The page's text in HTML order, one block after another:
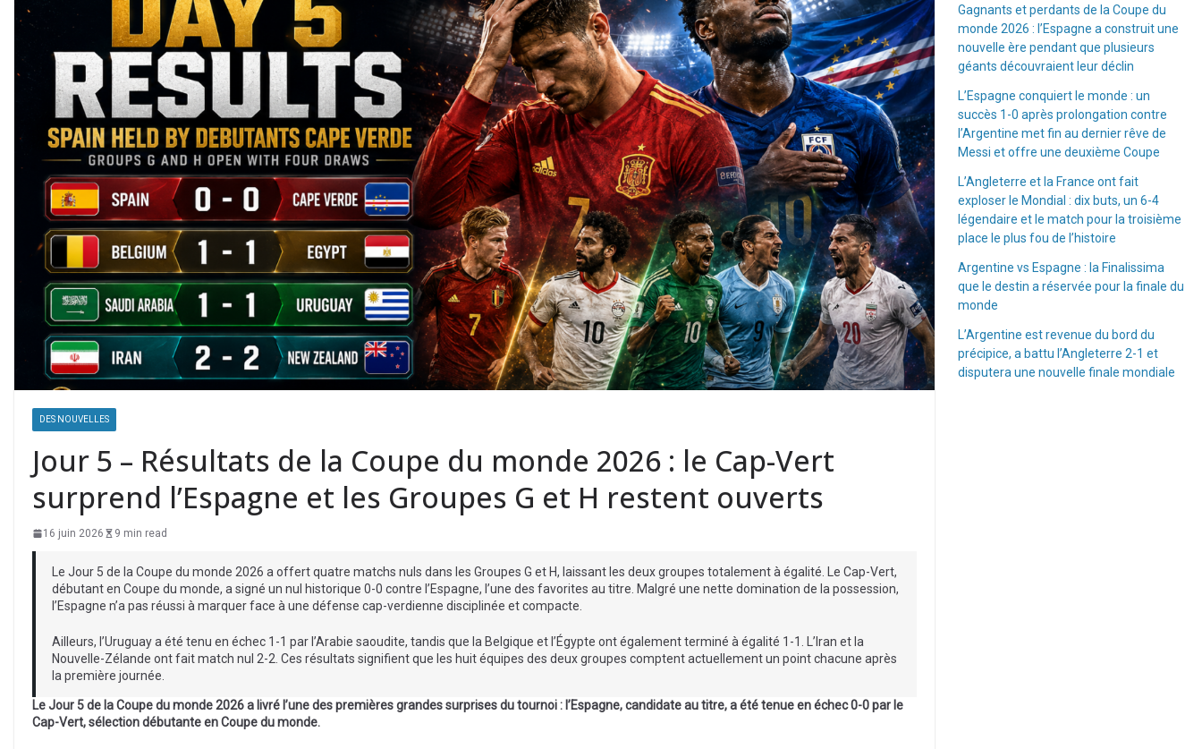
DES NOUVELLES
Jour 5 – Résultats de la Coupe du monde 2026 : le Cap-Vert
surprend l’Espagne et les Groupes G et H restent ouverts
16 juin 2026 9 min read
Le Jour 5 de la Coupe du monde 2026 a offert quatre matchs nuls dans les Groupes G et H, laissant les deux groupes totalement à égalité. Le Cap-Vert,
débutant en Coupe du monde, a signé un nul historique 0-0 contre l’Espagne, l’une des favorites au titre. Malgré une nette domination de la possession,
l’Espagne n’a pas réussi à marquer face à une défense cap-verdienne disciplinée et compacte.
Ailleurs, l’Uruguay a été tenu en échec 1-1 par l’Arabie saoudite, tandis que la Belgique et l’Égypte ont également terminé à égalité 1-1. L’Iran et la
Nouvelle-Zélande ont fait match nul 2-2. Ces résultats signifient que les huit équipes des deux groupes comptent actuellement un point chacune après
la première journée.
Le Jour 5 de la Coupe du monde 2026 a livré l’une des premières grandes surprises du tournoi : l’Espagne, candidate au titre, a été tenue en échec 0-0 par le
Cap-Vert, sélection débutante en Coupe du monde.
Gagnants et perdants de la Coupe du
monde 2026 : l’Espagne a construit une
nouvelle ère pendant que plusieurs
géants découvraient leur déclin
L’Espagne conquiert le monde : un
succès 1-0 après prolongation contre
l’Argentine met fin au dernier rêve de
Messi et offre une deuxième Coupe
L’Angleterre et la France ont fait
exploser le Mondial : dix buts, un 6-4
légendaire et le match pour la troisième
place le plus fou de l’histoire
Argentine vs Espagne : la Finalissima
que le destin a réservée pour la finale du
monde
L’Argentine est revenue du bord du
précipice, a battu l’Angleterre 2-1 et
disputera une nouvelle finale mondiale